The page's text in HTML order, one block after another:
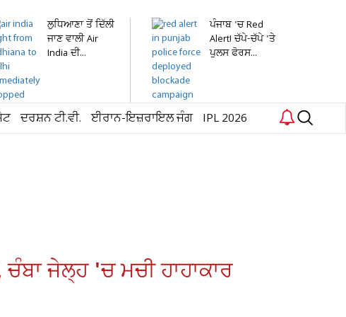
ਲੁਧਿਆਣਾ ਤੋਂ ਦਿੱਲੀ
ਜਾਣ ਵਾਲੀ Air
India ਦੀ...
ਪੰਜਾਬ 'ਚ Red
Alert! ਚੱਪੇ-ਚੱਪੇ 'ਤੇ
ਪੁਲਸ ਫੋਰਸ...
ਦਰਸ਼ਨ ਟੀ.ਵੀ. ਈਰਾਨ-ਇਜ਼ਰਾਇਲ ਜੰਗ IPL 2026
ਜੇਲ੍ਹ 'ਚ ਮਚੀ ਹਾਹਾਕਾਰ